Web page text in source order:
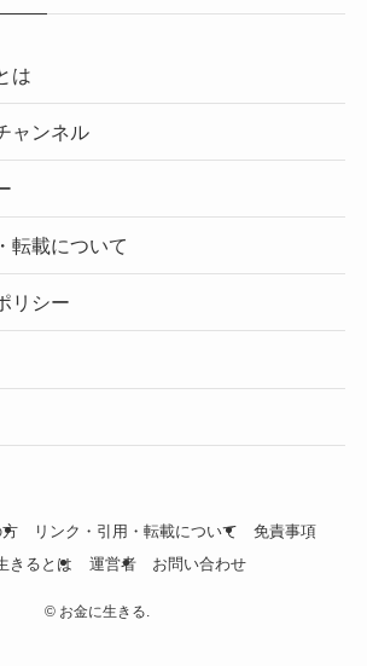
は
ャンネル
転載について
リシー
リンク・引用・転載について
免責事項
きるとは
運営者 お問い合わせ
©お金に生きる.